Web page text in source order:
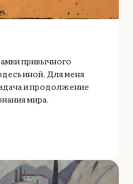
привычного
иной. Для меня
и продолжение
мира.